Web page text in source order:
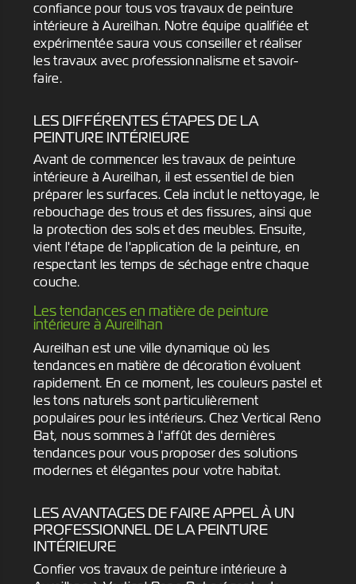
confiance pour tous vos travaux de peinture
intérieure à Aureilhan. Notre équipe qualifiée et
expérimentée saura vous conseiller et réaliser
les travaux avec professionnalisme et savoir-
faire.
LES DIFFÉRENTES ÉTAPES DE LA
PEINTURE INTÉRIEURE
Avant de commencer les travaux de peinture
intérieure à Aureilhan, il est essentiel de bien
préparer les surfaces. Cela inclut le nettoyage, le
rebouchage des trous et des fissures, ainsi que
la protection des sols et des meubles. Ensuite,
vient l'étape de l'application de la peinture, en
respectant les temps de séchage entre chaque
couche.
Les tendances en matière de peinture
intérieure à Aureilhan
Aureilhan est une ville dynamique où les
tendances en matière de décoration évoluent
rapidement. En ce moment, les couleurs pastel et
les tons naturels sont particulièrement
populaires pour les intérieurs. Chez Vertical Reno
Bat, nous sommes à l'affût des dernières
tendances pour vous proposer des solutions
modernes et élégantes pour votre habitat.
LES AVANTAGES DE FAIRE APPEL À UN
PROFESSIONNEL DE LA PEINTURE
INTÉRIEURE
Confier vos travaux de peinture intérieure à